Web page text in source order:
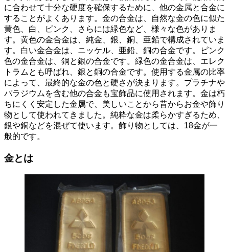
に合わせて十分な硬度を確保するために、他の金属と合金に
することがよくあります。金の合金は、自然な金の色に似た
黄色、白、ピンク、さらには緑色など、様々な色がありま
す。黄色の金合金は、純金、銀、銅、亜鉛で構成されていま
す。白い金合金は、ニッケル、亜鉛、銅の合金です。ピンク
色の金合金は、銅と銀の合金です。緑色の金合金は、エレク
トラムとも呼ばれ、銀と銅の合金です。使用する金属の比率
によって、最終的な金の色と硬さが決まります。プラチナや
パラジウムを含む他の合金も宝飾品に使用されます。金は朽
ちにくく安定した金属で、美しいことから昔からお金や飾り
物として使われてきました。純粋な金は柔らかすぎるため、
銀や銅などを混ぜて使います。飾り物としては、18金が一
般的です。
金とは